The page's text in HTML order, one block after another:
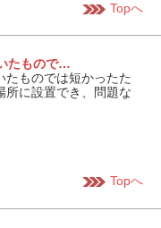
Topへ
たもので…
たものでは短かったた
所に設置でき、問題な
Topへ